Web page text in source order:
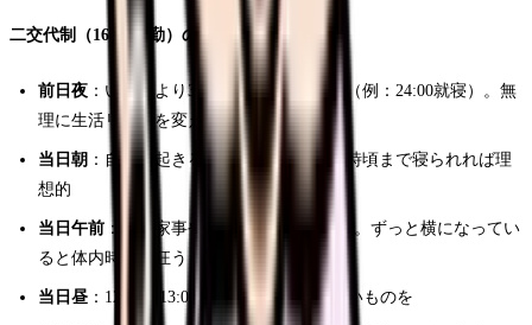
二交代制（16:00出勤）の場合：
前日夜 ：いつもより30分〜1時間遅く寝る（例：24:00就寝）。無
理に生活リズムを変えすぎない
当日朝 ：自然に起きる。アラームなしで9時頃まで寝られれば理
想的
当日午前 ：軽い家事や買い物で体を動かす。ずっと横になってい
ると体内時計が狂う
当日昼 ：12:00〜13:00頃に昼食。消化の良いものを